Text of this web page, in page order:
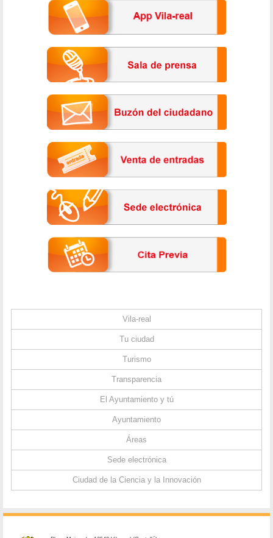
Vila-real
Tu ciudad
Turismo
Transparencia
El Ayuntamiento y tú
Ayuntamiento
Áreas
Sede electrónica
Ciudad de la Ciencia y la Innovación